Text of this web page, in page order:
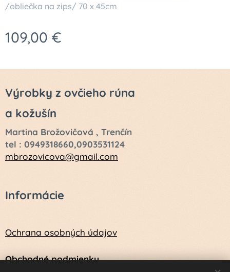
/obliečka na zips/ 70 x 45cm
109,00 €
Výrobky z ovčieho rúna
a kožušín
Martina Brožovičová , Trenčín
tel : 0949318660,0903531124
mbrozovicova@gmail.com
Informácie
Ochrana osobných údajov
Obchodné podmienky